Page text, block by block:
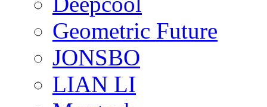
Geometric Future
JONSBO
LIAN LI